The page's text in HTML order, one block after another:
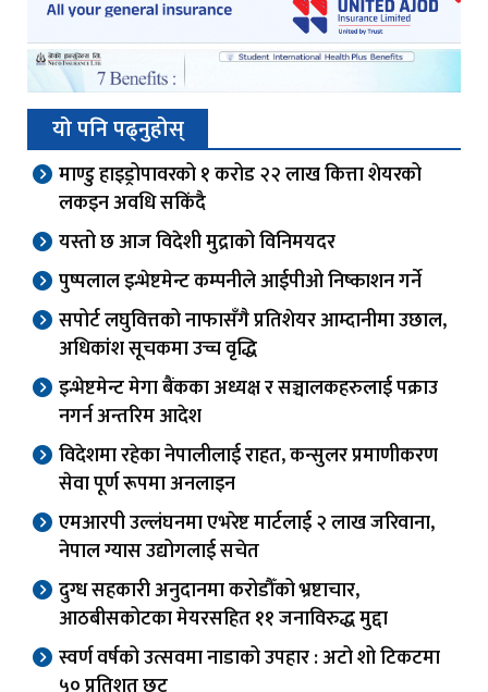
यो पनि पढ्नुहोस्
माण्डु हाइड्रोपावरको १ करोड २२ लाख कित्ता शेयरको
लकइन अवधि सकिंदै
यस्तो छ आज विदेशी मुद्राको विनिमयदर
पुष्पलाल इन्भेष्टमेन्ट कम्पनीले आईपीओ निष्काशन गर्ने
सपोर्ट लघुवित्तको नाफासँगै प्रतिशेयर आम्दानीमा उछाल,
अधिकांश सूचकमा उच्च वृद्धि
इन्भेष्टमेन्ट मेगा बैंकका अध्यक्ष र सञ्चालकहरुलाई पक्राउ
नगर्न अन्तरिम आदेश
विदेशमा रहेका नेपालीलाई राहत, कन्सुलर प्रमाणीकरण
सेवा पूर्ण रूपमा अनलाइन
एमआरपी उल्लंघनमा एभरेष्ट मार्टलाई २ लाख जरिवाना,
नेपाल ग्यास उद्योगलाई सचेत
दुग्ध सहकारी अनुदानमा करोडौँको भ्रष्टाचार,
आठबीसकोटका मेयरसहित ११ जनाविरुद्ध मुद्दा
स्वर्ण वर्षको उत्सवमा नाडाको उपहार : अटो शो टिकटमा